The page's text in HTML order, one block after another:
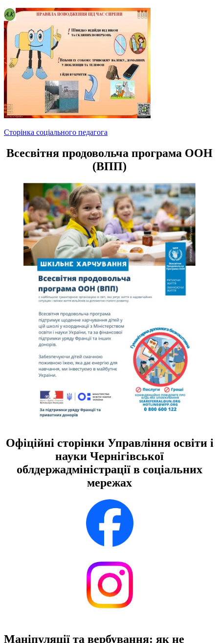
Навігація
записів
Сторінка соціального педагога
Всесвітня продовольча програма ООН
(ВПП)
Офіційні сторінки Управління освіти і
науки Чернігівської
облдержадміністрації в соціальних
мережах
Маніпуляції та вербування: як не